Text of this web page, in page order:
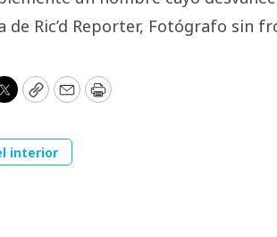
de Ric’d Reporter, Fotógrafo sin
Twitter
CopyEmailPrint
interior